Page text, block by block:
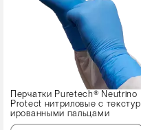
Перчатки Puretech® Neutrino
Protect нитриловые с текстур
ированными пальцами